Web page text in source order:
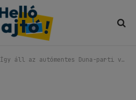
Így áll az autómentes Duna-parti városnegyed építése